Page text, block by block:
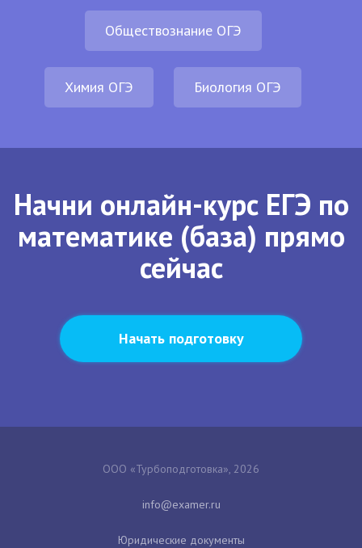
Обществознание ОГЭ
Химия ОГЭ Биология ОГЭ
Начни онлайн-курс ЕГЭ по
математике (база) прямо
сейчас
Начать подготовку
ООО «Турбоподготовка», 2026
Юридические документы